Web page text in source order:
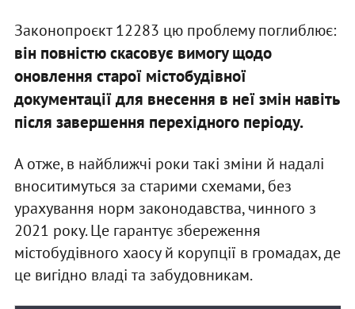
Законопроєкт 12283 цю проблему поглиблює:
він повністю скасовує вимогу щодо
оновлення старої містобудівної
документації для внесення в неї змін навіть
після завершення перехідного періоду.
А отже, в найближчі роки такі зміни й надалі
вноситимуться за старими схемами, без
урахування норм законодавства, чинного з
2021 року. Це гарантує збереження
містобудівного хаосу й корупції в громадах, де
це вигідно владі та забудовникам.